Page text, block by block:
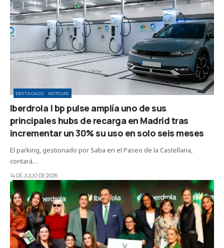
DESTACADO NOTICIAS
Iberdrola | bp pulse amplía uno de sus
principales hubs de recarga en Madrid tras
incrementar un 30% su uso en solo seis meses
El parking, gestionado por Saba en el Paseo de la Castellana,
contará…
14 DE JULIO DE 2026